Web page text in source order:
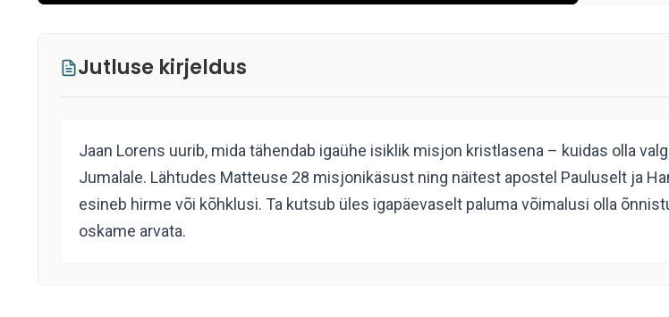
Jutluse kirjeldus
Jaan Lorens uurib, mida tähendab igaühe isiklik misjon kristlasena – kuidas olla
Jumalale. Lähtudes Matteuse 28 misjonikäsust ning näitest apostel Pauluselt ja
esineb hirme või kõhklusi. Ta kutsub üles igapäevaselt paluma võimalusi olla
oskame arvata.